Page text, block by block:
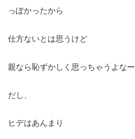
っぽかったから
仕方ないとは思うけど
親なら恥ずかしく思っちゃうよなー
だし、
ヒデはあんまり